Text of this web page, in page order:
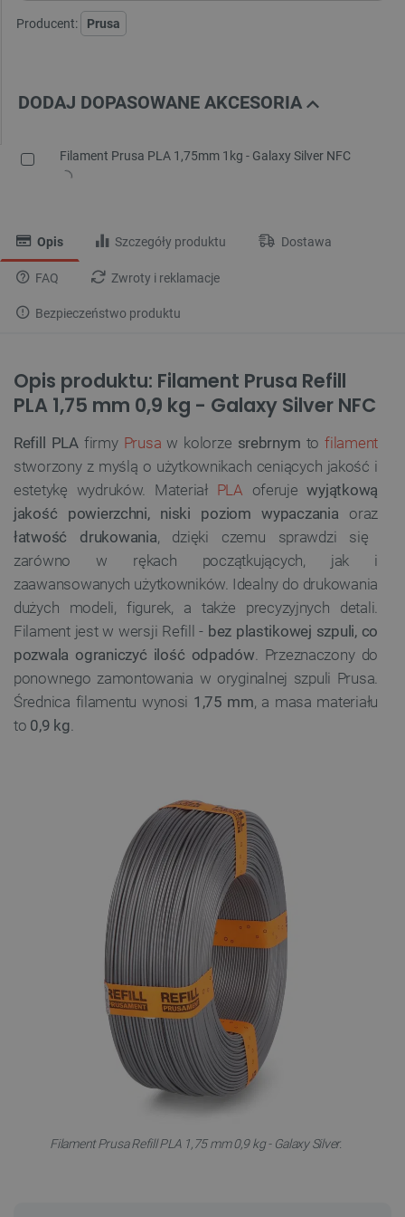
Producent: Prusa
DODAJ DOPASOWANE AKCESORIA
Filament Prusa PLA 1,75mm 1kg - Galaxy Silver NFC
Opis Szczegóły produktu Dostawa
FAQ Zwroty i reklamacje
Bezpieczeństwo produktu
Opis produktu: Filament Prusa Refill
PLA 1,75 mm 0,9 kg - Galaxy Silver NFC
Refill PLAfirmy Prusa w kolorze srebrnym tofilament
stworzony z myślą o użytkownikach ceniących jakość i
estetykę wydruków. Materiał PLA oferujewyjątkową
jakość powierzchni, niski poziom wypaczania oraz
łatwość drukowania, dzięki czemu sprawdzi się
zarówno w rękach początkujących, jak i
zaawansowanych użytkowników. Idealny do drukowania
dużych modeli, figurek, a także precyzyjnych detali.
Filament jest w wersji Refill - bez plastikowej szpuli, co
pozwala ograniczyć ilość odpadów. Przeznaczony do
ponownego zamontowania w oryginalnej szpuli Prusa.
Średnica filamentu wynosi 1,75 mm, a masa materiału
to 0,9 kg.
Filament Prusa Refill PLA 1,75 mm 0,9 kg - Galaxy Silver.